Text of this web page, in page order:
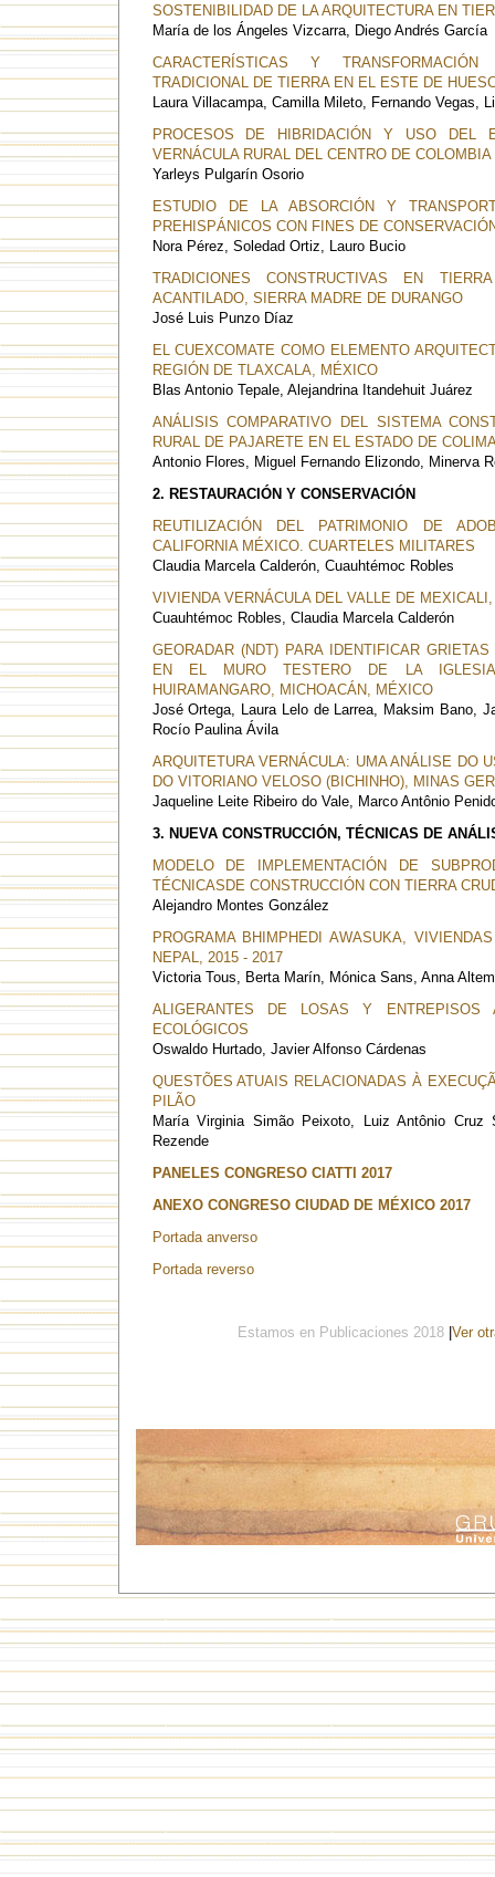
SOSTENIBILIDAD DE LA ARQUITECTURA EN
María de los Ángeles Vizcarra, Diego Andrés García
CARACTERÍSTICAS Y
TRADICIONAL DE TIERRA EN EL ESTE DE
Laura Villacampa, Camilla Mileto, Fernando Vegas,
PROCESOS DE HIBRIDACIÓN Y USO DEL
VERNÁCULA RURAL DEL CENTRO DE COLOMBIA
Yarleys Pulgarín Osorio
ESTUDIO DE LA ABSORCIÓN Y
PREHISPÁNICOS CON FINES DE
Nora Pérez, Soledad Ortiz, Lauro Bucio
TRADICIONES CONSTRUCTIVAS EN
ACANTILADO, SIERRA MADRE DE DURANGO
José Luis Punzo Díaz
EL CUEXCOMATE COMO ELEMENTO
REGIÓN DE TLAXCALA, MÉXICO
Blas Antonio Tepale, Alejandrina Itandehuit Juárez
ANÁLISIS COMPARATIVO DEL SISTEMA
RURAL DE PAJARETE EN EL ESTADO DE
Antonio Flores, Miguel Fernando Elizondo, Minerva
2. RESTAURACIÓN Y CONSERVACIÓN
REUTILIZACIÓN DEL PATRIMONIO DE
CALIFORNIA MÉXICO. CUARTELES MILITARES
Claudia Marcela Calderón, Cuauhtémoc Robles
VIVIENDA VERNÁCULA DEL VALLE DE
Cuauhtémoc Robles, Claudia Marcela Calderón
GEORADAR (NDT) PARA IDENTIFICAR
EN EL MURO TESTERO DE LA
HUIRAMANGARO, MICHOACÁN, MÉXICO
José Ortega, Laura Lelo de Larrea, Maksim Bano,
Rocío Paulina Ávila
ARQUITETURA VERNÁCULA: UMA ANÁLISE DO
DO VITORIANO VELOSO (BICHINHO), MINAS
Jaqueline Leite Ribeiro do Vale, Marco Antônio
3. NUEVA CONSTRUCCIÓN, TÉCNICAS DE
MODELO DE IMPLEMENTACIÓN DE
TÉCNICASDE CONSTRUCCIÓN CON TIERRA
Alejandro Montes González
PROGRAMA BHIMPHEDI AWASUKA,
NEPAL, 2015 - 2017
Victoria Tous, Berta Marín, Mónica Sans, Anna
ALIGERANTES DE LOSAS Y
ECOLÓGICOS
Oswaldo Hurtado, Javier Alfonso Cárdenas
QUESTÕES ATUAIS RELACIONADAS À
PILÃO
María Virginia Simão Peixoto, Luiz Antônio Cruz
Rezende
PANELES CONGRESO CIATTI 2017
ANEXO CONGRESO CIUDAD DE MÉXICO 2017
Portada anverso
Portada reverso
Estamos en Publicaciones 2018| Ver